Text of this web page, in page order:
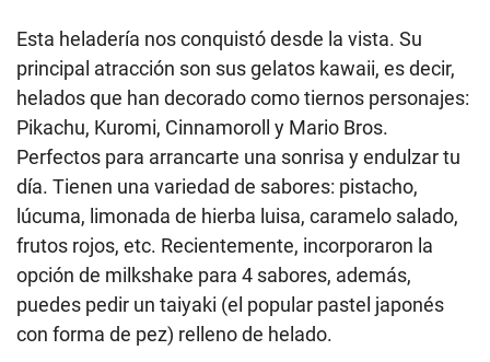
Esta heladería nos conquistó desde la vista. Su
principal atracción son sus gelatos kawaii, es decir,
helados que han decorado como tiernos personajes:
Pikachu, Kuromi, Cinnamoroll y Mario Bros.
Perfectos para arrancarte una sonrisa y endulzar tu
día. Tienen una variedad de sabores: pistacho,
lúcuma, limonada de hierba luisa, caramelo salado,
frutos rojos, etc. Recientemente, incorporaron la
opción de milkshake para 4 sabores, además,
puedes pedir un taiyaki (el popular pastel japonés
con forma de pez) relleno de helado.